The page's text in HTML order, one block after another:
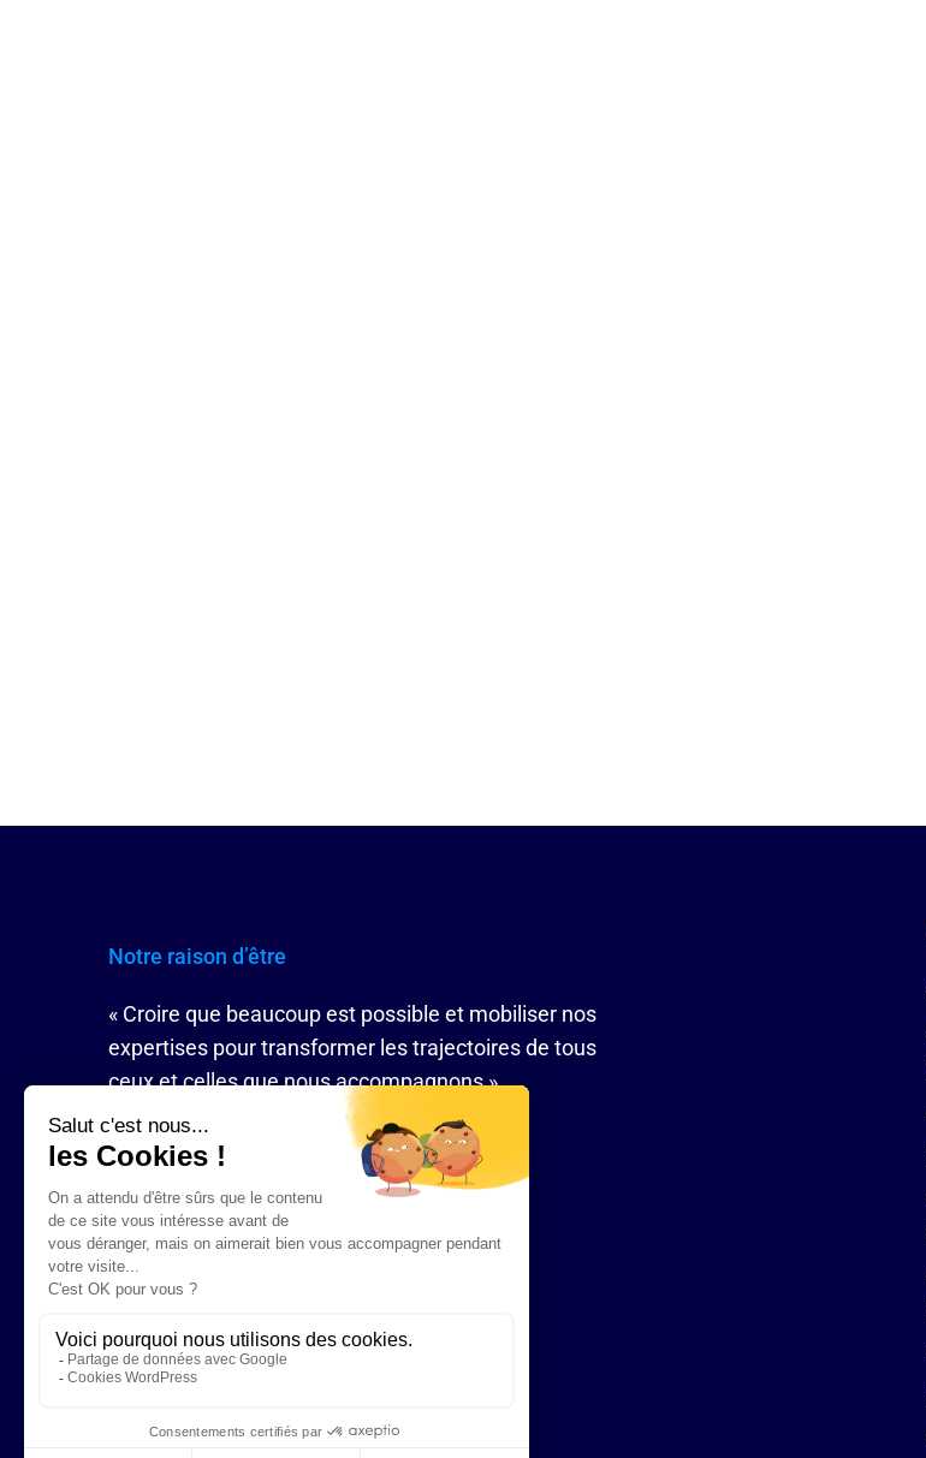
Notre raison d’être
« Croire que beaucoup est possible et mobiliser nos
expertises pour transformer les trajectoires de tous
ceux et celles que nous accompagnons »
09 86 87 61 75
Nous envoyer un e-mail